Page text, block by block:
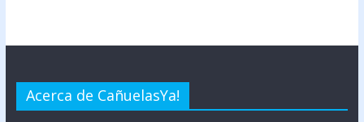
Acerca de CañuelasYa!